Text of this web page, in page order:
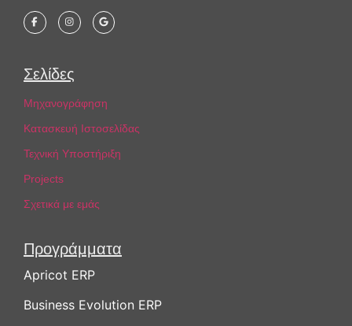
Σελίδες
Μηχανογράφηση
Κατασκευή Ιστοσελίδας
Τεχνική Υποστήριξη
Projects
Σχετικά με εμάς
Προγράμματα
Apricot ERP
Business Evolution ERP